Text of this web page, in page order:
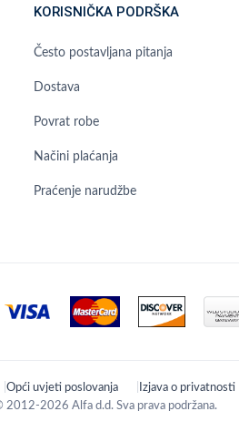
KORISNIČKA PODRŠKA
Često postavljana pitanja
Dostava
Povrat robe
Načini plaćanja
Praćenje narudžbe
Opći uvjeti poslovanja Izjava o privatnosti
2026 Alfa d.d. Sva prava podržana.